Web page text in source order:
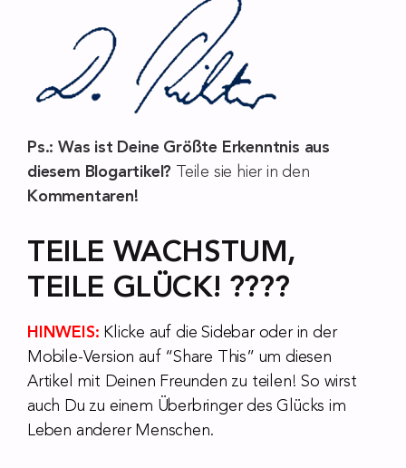
Ps.: Was ist Deine Größte Erkenntnis aus
diesem Blogartikel? Teile sie hier in den
Kommentaren!
TEILE WACHSTUM,
TEILE GLÜCK! ????
HINWEIS: Klicke auf die Sidebar oder in der
Mobile-Version auf “Share This” um diesen
Artikel mit Deinen Freunden zu teilen! So wirst
auch Du zu einem Überbringer des Glücks im
Leben anderer Menschen.